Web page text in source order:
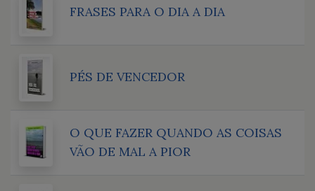
FRASES PARA O DIA A DIA
PÉS DE VENCEDOR
O QUE FAZER QUANDO AS COISAS
VÃO DE MAL A PIOR